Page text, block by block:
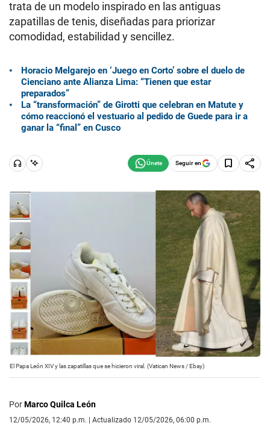
trata de un modelo inspirado en las antiguas
zapatillas de tenis, diseñadas para priorizar
comodidad, estabilidad y sencillez.
Horacio Melgarejo en ‘Juego en Corto’ sobre el duelo de
Cienciano ante Alianza Lima: “Tienen que estar
preparados”
La “transformación” de Girotti que celebran en Matute y
cómo reaccionó el vestuario al pedido de Guede para ir a
ganar la “final” en Cusco
Seguir en
El Papa León XIV y las zapatillas que se hicieron viral. (Vatican News / Ebay)
PorMarco Quilca León
12/05/2026, 12:40 p.m. | Actualizado 12/05/2026, 06:00 p.m.